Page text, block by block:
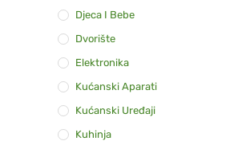
Djeca I Bebe
Dvorište
Elektronika
Kućanski Aparati
Kućanski Uređaji
Kuhinja